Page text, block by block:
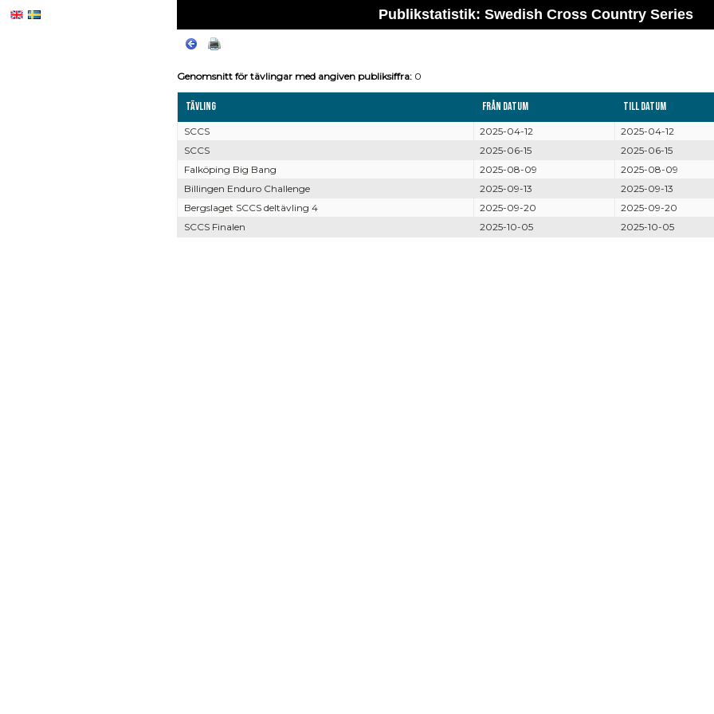
Publikstatistik: Swedish Cross Country Series
Genomsnitt för tävlingar med angiven publiksiffra: 0
Tävling Från datum Till datum
SCCS 2025-04-12
2025-04-12
SCCS
2025-06-15
2025-06-15
Falköping Big Bang
2025-08-09
2025-08-09
Billingen Enduro Challenge
2025-09-13
2025-09-13
Bergslaget SCCS deltävling 4
2025-09-20
2025-09-20
SCCS Finalen
2025-10-05 2025-10-05